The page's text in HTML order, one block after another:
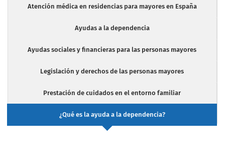
Atención médica en residencias para mayores en España
Ayudas a la dependencia
Ayudas sociales y financieras para las personas mayores
Legislación y derechos de las personas mayores
Prestación de cuidados en el entorno familiar
¿Qué es la ayuda a la dependencia?